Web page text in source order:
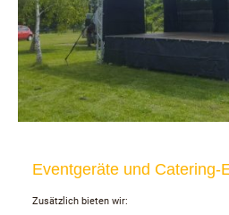
Eventgeräte und Catering-
Zusätzlich bieten wir: